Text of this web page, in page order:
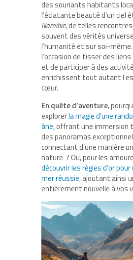
des souriants habitants
l’éclatante beauté d’un ciel
Namibie, de telles
souvent des vérités
l’humanité et sur soi-
l’occasion de tisser des
et de participer à des
enrichissent tout autant
cœur.
En quête d’aventure,
explorerla magie d’une
âne, offrant une immersion
des panoramas
connectant d’une manière
nature ? Ou, pour les
découvrir les règles d’or
mer réussie, ajoutant ainsi
entièrement nouvelle à vos